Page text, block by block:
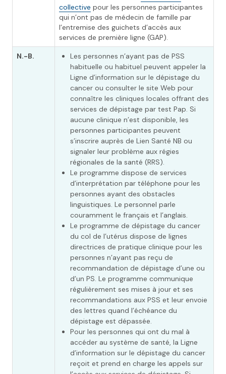
collective pour les personnes participantes
qui n’ont pas de médecin de famille par
l’entremise des guichets d’accès aux
services de première ligne (GAP).
N.-B.
Les personnes n’ayant pas de PSS
habituelle ou habituel peuvent appeler la
Ligne d’information sur le dépistage du
cancer ou consulter le site Web pour
connaître les cliniques locales offrant des
services de dépistage par test Pap. Si
aucune clinique n’est disponible, les
personnes participantes peuvent
s’inscrire auprès de Lien Santé NB ou
signaler leur problème aux régies
régionales de la santé (RRS).
Le programme dispose de services
d’interprétation par téléphone pour les
personnes ayant des obstacles
linguistiques. Le personnel parle
couramment le français et l’anglais.
Le programme de dépistage du cancer
du col de l’utérus dispose de lignes
directrices de pratique clinique pour les
personnes n’ayant pas reçu de
recommandation de dépistage d’une ou
d’un PS. Le programme communique
régulièrement ses mises à jour et ses
recommandations aux PSS et leur envoie
des lettres quand l’échéance du
dépistage est dépassée.
Pour les personnes qui ont du mal à
accéder au système de santé, la Ligne
d’information sur le dépistage du cancer
reçoit et prend en charge les appels sur